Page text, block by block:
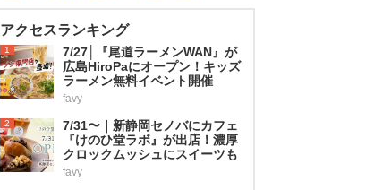
アクセスランキング
1
7/27│『尾道ラーメンWAN』が
広島HiroPaにオープン！キッズ
ラーメン無料イベント開催
favy
2
7/31〜｜新静岡セノバにカフェ
『けのひ堂ラボ』が出店！濃厚
クロックムッシュにスイーツも
favy